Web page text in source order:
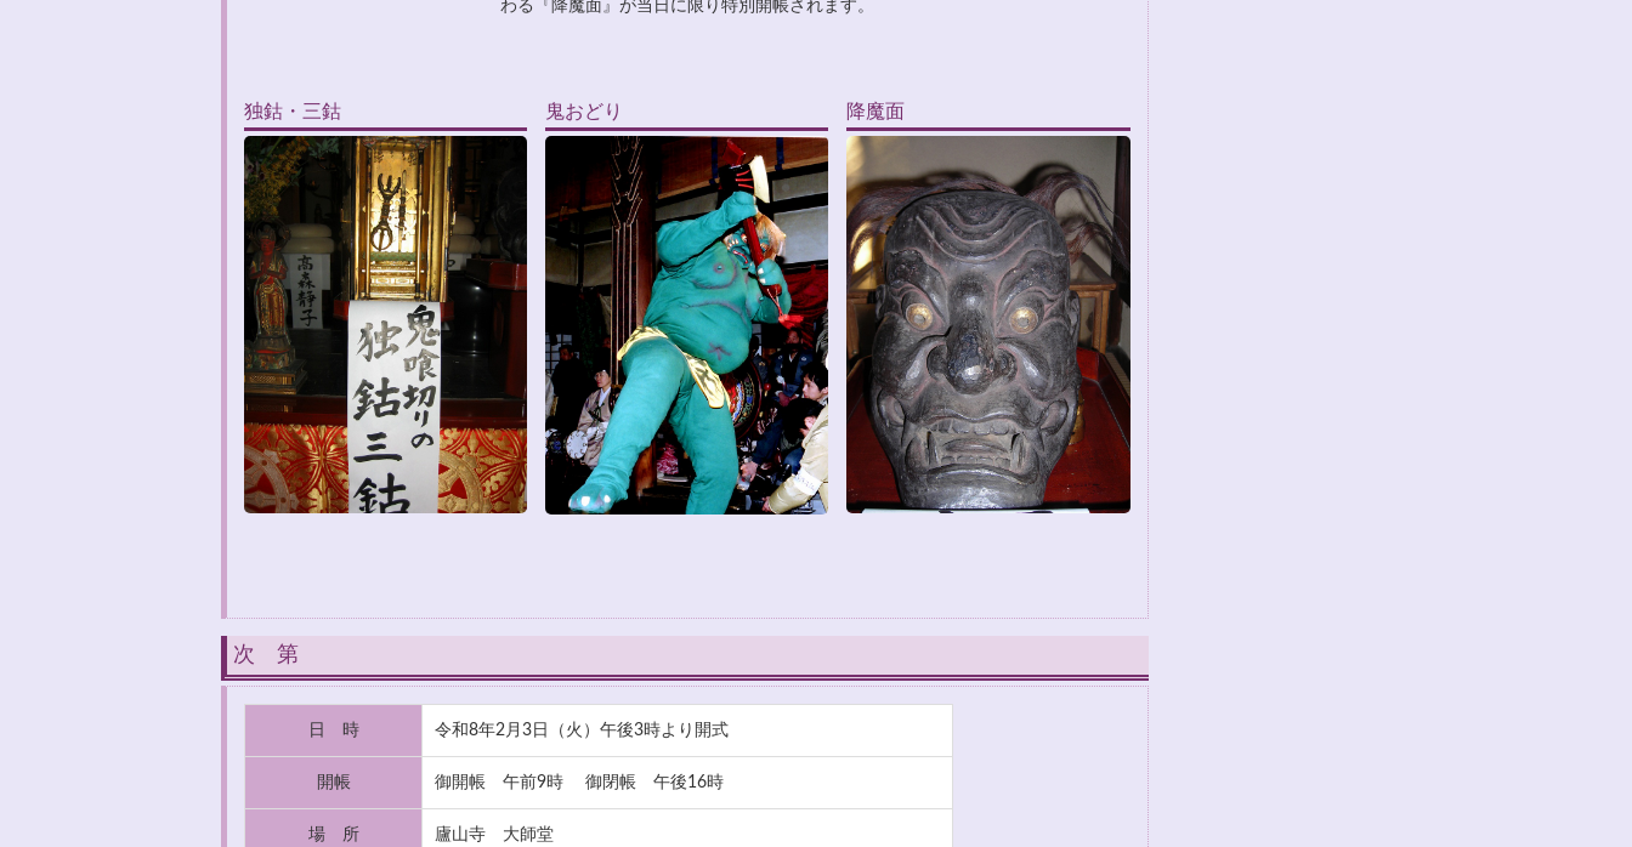
わる『降魔面』が当日に限り特別開帳されます。
独鈷・三鈷 鬼おどり 降魔面
次 第
日 時 令和8年2月3日（火）午後3時より開式
開帳 御開帳 午前9時 御閉帳 午後16時
場 所 廬山寺 大師堂